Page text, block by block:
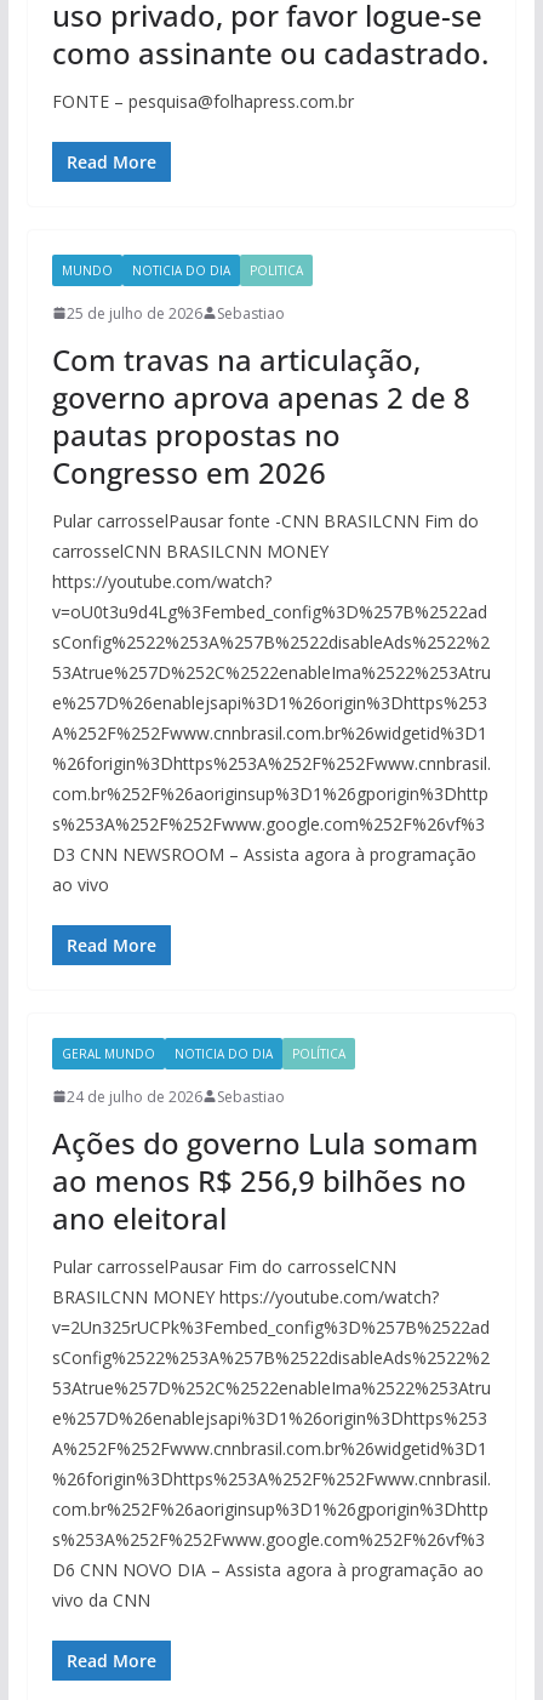
uso privado, por favor logue-se
como assinante ou cadastrado.
FONTE – pesquisa@folhapress.com.br
Read More
MUNDO NOTICIA DO DIA POLITICA
25 de julho de 2026 Sebastiao
Com travas na articulação,
governo aprova apenas 2 de 8
pautas propostas no
Congresso em 2026
Pular carrosselPausar fonte -CNN BRASILCNN Fim do
carrosselCNN BRASILCNN MONEY
https://youtube.com/watch?
v=oU0t3u9d4Lg%3Fembed_config%3D%257B%2522ad
sConfig%2522%253A%257B%2522disableAds%2522%2
53Atrue%257D%252C%2522enableIma%2522%253Atru
e%257D%26enablejsapi%3D1%26origin%3Dhttps%253
A%252F%252Fwww.cnnbrasil.com.br%26widgetid%3D1
%26forigin%3Dhttps%253A%252F%252Fwww.cnnbrasil.
com.br%252F%26aoriginsup%3D1%26gporigin%3Dhttp
s%253A%252F%252Fwww.google.com%252F%26vf%3
D3 CNN NEWSROOM – Assista agora à programação
ao vivo
Read More
GERAL MUNDO NOTICIA DO DIA POLÍTICA
24 de julho de 2026 Sebastiao
Ações do governo Lula somam
ao menos R$ 256,9 bilhões no
ano eleitoral
Pular carrosselPausar Fim do carrosselCNN
BRASILCNN MONEY https://youtube.com/watch?
v=2Un325rUCPk%3Fembed_config%3D%257B%2522ad
sConfig%2522%253A%257B%2522disableAds%2522%2
53Atrue%257D%252C%2522enableIma%2522%253Atru
e%257D%26enablejsapi%3D1%26origin%3Dhttps%253
A%252F%252Fwww.cnnbrasil.com.br%26widgetid%3D1
%26forigin%3Dhttps%253A%252F%252Fwww.cnnbrasil.
com.br%252F%26aoriginsup%3D1%26gporigin%3Dhttp
s%253A%252F%252Fwww.google.com%252F%26vf%3
D6 CNN NOVO DIA – Assista agora à programação ao
vivo da CNN
Read More